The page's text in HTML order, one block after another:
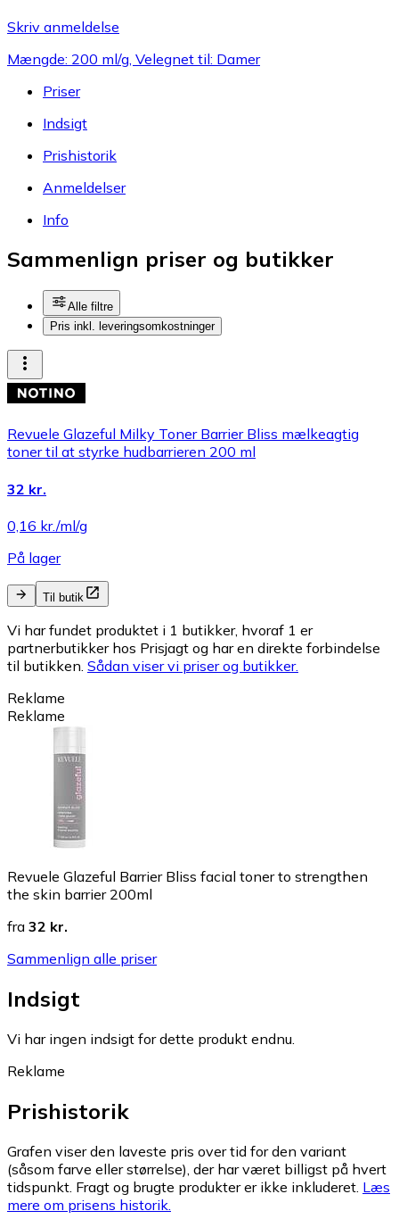
Skriv anmeldelse
Mængde: 200 ml/g, Velegnet til: Damer
Priser
Indsigt
Prishistorik
Anmeldelser
Info
Sammenlign priser og butikker
Alle filtre
Pris inkl. leveringsomkostninger
Revuele Glazeful Milky Toner Barrier Bliss mælkeagtig
toner til at styrke hudbarrieren 200 ml
32 kr.
0,16 kr./ml/g
På lager
Til butik
Vi har fundet produktet i 1 butikker, hvoraf 1 er
partnerbutikker hos Prisjagt og har en direkte forbindelse
til butikken. Sådan viser vi priser og butikker.
Reklame
Reklame
Revuele Glazeful Barrier Bliss facial toner to strengthen
the skin barrier 200ml
fra 32 kr.
Sammenlign alle priser
Indsigt
Vi har ingen indsigt for dette produkt endnu.
Reklame
Prishistorik
Grafen viser den laveste pris over tid for den variant
(såsom farve eller størrelse), der har været billigst på hvert
tidspunkt. Fragt og brugte produkter er ikke inkluderet. Læs
mere om prisens historik.